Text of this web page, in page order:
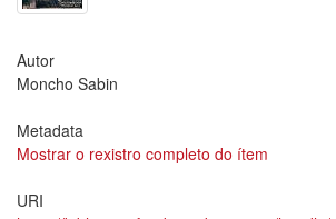
Autor
Moncho Sabin
Metadata
Mostrar o rexistro completo do ítem
URI